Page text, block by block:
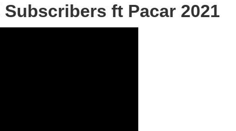
Subscribers ft Pacar 2021